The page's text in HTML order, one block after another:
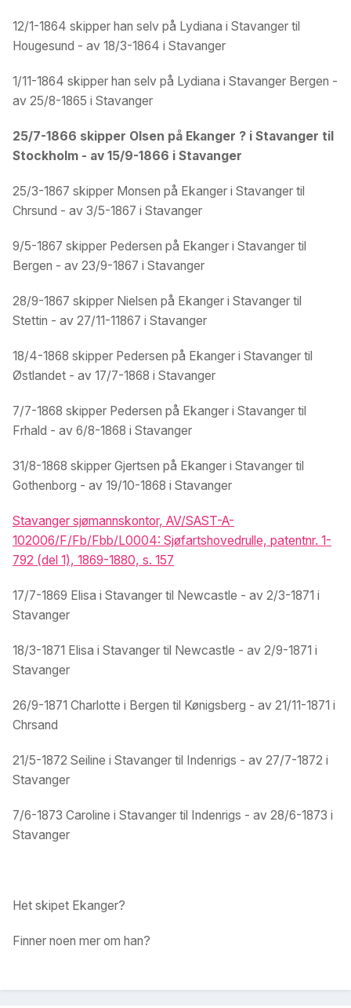
12/1-1864 skipper han selv på Lydiana i Stavanger til
Hougesund - av 18/3-1864 i Stavanger
1/11-1864 skipper han selv på Lydiana i Stavanger Bergen -
av 25/8-1865 i Stavanger
25/7-1866 skipper Olsen på Ekanger ? i Stavanger til
Stockholm - av 15/9-1866 i Stavanger
25/3-1867 skipper Monsen på Ekanger i Stavanger til
Chrsund - av 3/5-1867 i Stavanger
9/5-1867 skipper Pedersen på Ekanger i Stavanger til
Bergen - av 23/9-1867 i Stavanger
28/9-1867 skipper Nielsen på Ekanger i Stavanger til
Stettin - av 27/11-11867 i Stavanger
18/4-1868 skipper Pedersen på Ekanger i Stavanger til
Østlandet - av 17/7-1868 i Stavanger
7/7-1868 skipper Pedersen på Ekanger i Stavanger til
Frhald - av 6/8-1868 i Stavanger
31/8-1868 skipper Gjertsen på Ekanger i Stavanger til
Gothenborg - av 19/10-1868 i Stavanger
Stavanger sjømannskontor, AV/SAST-A-
102006/F/Fb/Fbb/L0004: Sjøfartshovedrulle, patentnr. 1-
792 (del 1), 1869-1880, s. 157
17/7-1869 Elisa i Stavanger til Newcastle - av 2/3-1871 i
Stavanger
18/3-1871 Elisa i Stavanger til Newcastle - av 2/9-1871 i
Stavanger
26/9-1871 Charlotte i Bergen til Kønigsberg - av 21/11-1871 i
Chrsand
21/5-1872 Seiline i Stavanger til Indenrigs - av 27/7-1872 i
Stavanger
7/6-1873 Caroline i Stavanger til Indenrigs - av 28/6-1873 i
Stavanger
Het skipet Ekanger?
Finner noen mer om han?